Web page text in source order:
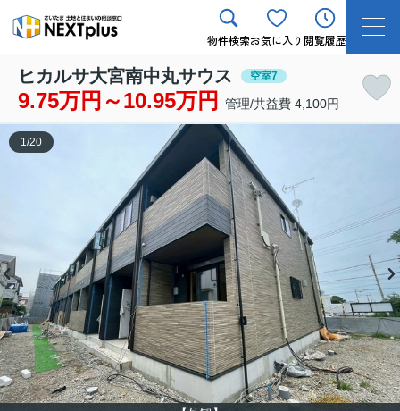
物件検索お気に入り 閲覧履歴
ヒカルサ大宮南中丸サウス 空室7
9.75万円～10.95万円 管理/共益費 4,100円
1 /20